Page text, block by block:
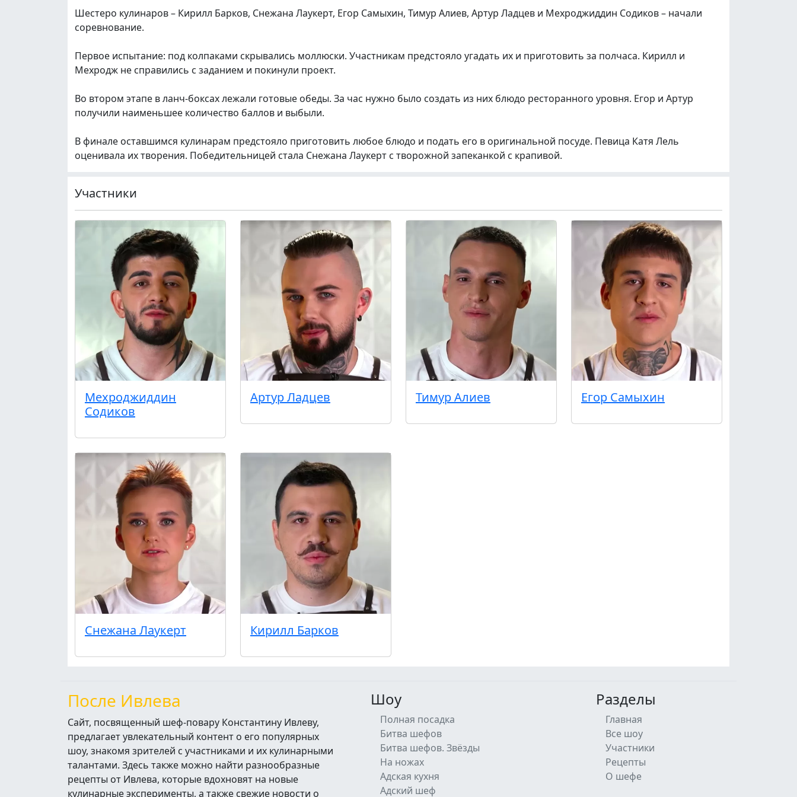
Шестеро кулинаров – Кирилл Барков, Снежана Лаукерт, Егор Самыхин, Тимур Алиев, Артур Ладцев и Мехроджиддин Содиков – начали
соревнование.
Первое испытание: под колпаками скрывались моллюски. Участникам предстояло угадать их и приготовить за полчаса. Кирилл и
Мехродж не справились с заданием и покинули проект.
Во втором этапе в ланч-боксах лежали готовые обеды. За час нужно было создать из них блюдо ресторанного уровня. Егор и Артур
получили наименьшее количество баллов и выбыли.
В финале оставшимся кулинарам предстояло приготовить любое блюдо и подать его в оригинальной посуде. Певица Катя Лель
оценивала их творения. Победительницей стала Снежана Лаукерт с творожной запеканкой с крапивой.
Участники
Мехроджиддин
Содиков
Артур Ладцев Тимур Алиев Егор Самыхин
Снежана Лаукерт Кирилл Барков
После Ивлева
Сайт, посвященный шеф-повару Константину Ивлеву,
предлагает увлекательный контент о его популярных
шоу, знакомя зрителей с участниками и их кулинарными
талантами. Здесь также можно найти разнообразные
рецепты от Ивлева, которые вдохновят на новые
кулинарные эксперименты, а также свежие новости о
Шоу
Полная посадка
Битва шефов
Битва шефов. Звёзды
На ножах
Адская кухня
Адский шеф
Разделы
Главная
Все шоу
Участники
Рецепты
О шефе